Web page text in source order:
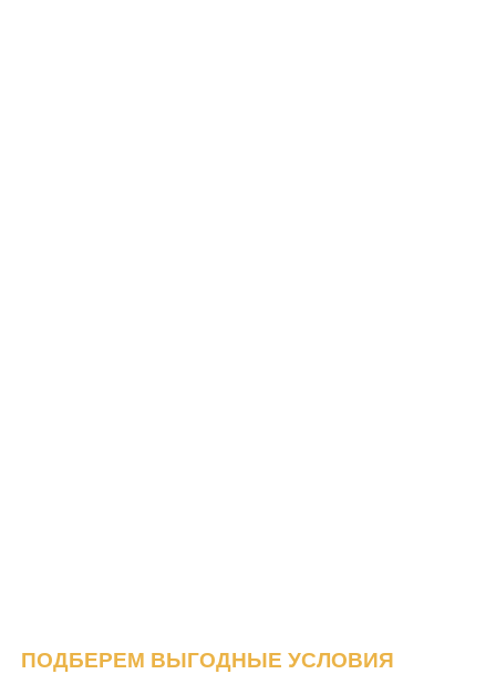
ПОДБЕРЕМ ВЫГОДНЫЕ УСЛОВИЯ